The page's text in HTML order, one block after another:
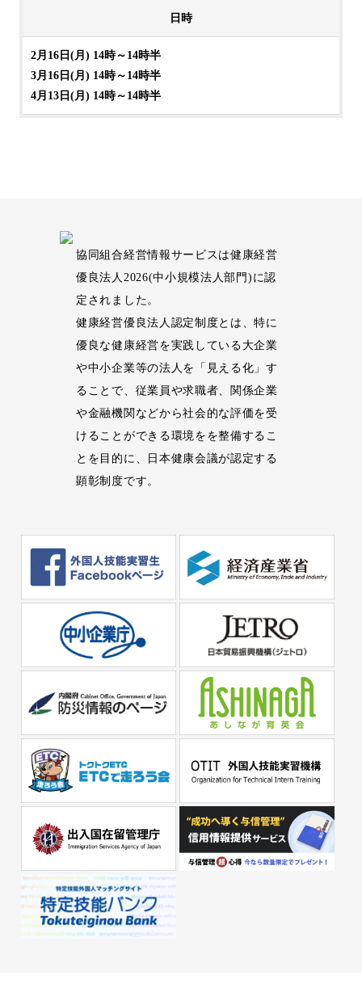
日時
2月16日(月) 14時～14時半
3月16日(月) 14時～14時半
4月13日(月) 14時～14時半
協同組合経営情報サービスは健康経営
優良法人2026(中小規模法人部門)に認
定されました。
健康経営優良法人認定制度とは、特に
優良な健康経営を実践している大企業
や中小企業等の法人を「見える化」す
ることで、従業員や求職者、関係企業
や金融機関などから社会的な評価を受
けることができる環境をを整備するこ
とを目的に、日本健康会議が認定する
顕彰制度です。